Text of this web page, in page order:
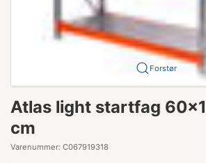
Forstør
Atlas light startfag
cm
Varenummer: C067919318